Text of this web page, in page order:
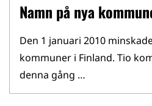
Namn på nya
Den 1 januari 2010
kommuner i Finland. Tio
denna gång …